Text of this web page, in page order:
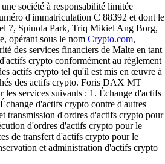
société à responsabilité limitée
d'immatriculation C 88392 et dont le
7, Spinola Park, Triq Mikiel Ang Borg,
opérant sous le nom Crypto.com,
des services financiers de Malte en tant
crypto conformément au règlement
actifs crypto tel qu'il est mis en œuvre à
des actifs crypto. Foris DAX MT
les services suivants : 1. Échange d'actifs
d'actifs crypto contre d'autres
transmission d'ordres d'actifs crypto pour
d'ordres d'actifs crypto pour le
de transfert d'actifs crypto pour le
et administration d'actifs crypto